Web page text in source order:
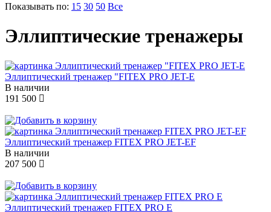
Показывать по: 15 30 50 Все
Эллиптические тренажеры
Эллиптический тренажер "FITEX PRO JET-E
В наличии
191 500
Эллиптический тренажер FITEX PRO JET-EF
В наличии
207 500
Эллиптический тренажер FITEX PRO Е